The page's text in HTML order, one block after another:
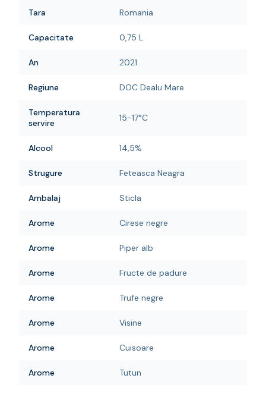
Tara Romania
Capacitate 0,75 L
An 2021
Regiune DOC Dealu Mare
Temperatura
servire
15-17°C
Alcool 14,5%
Strugure Feteasca Neagra
Ambalaj Sticla
Arome Cirese negre
Arome Piper alb
Arome Fructe de padure
Arome Trufe negre
Arome Visine
Arome Cuisoare
Arome Tutun